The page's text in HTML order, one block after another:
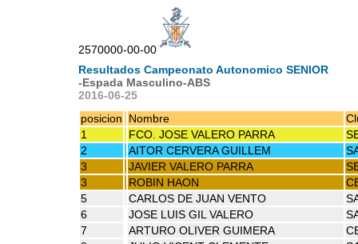
2570000-00-00
Resultados Campeonato Autonomico SENIOR
-Espada Masculino-ABS
2016-06-25
posicion
Nombre
1
FCO. JOSE VALERO PARRA
2
AITOR CERVERA GUILLEM
3
JAVIER VALERO PARRA
3
ROBIN HAON
5
CARLOS DE JUAN VENTO
6
JOSE LUIS GIL VALERO
7
ARTURO OLIVER GUIMERA